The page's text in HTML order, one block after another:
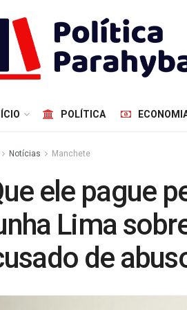
POLÍTICA
Notícias Manchete
ele pague
Lima
de